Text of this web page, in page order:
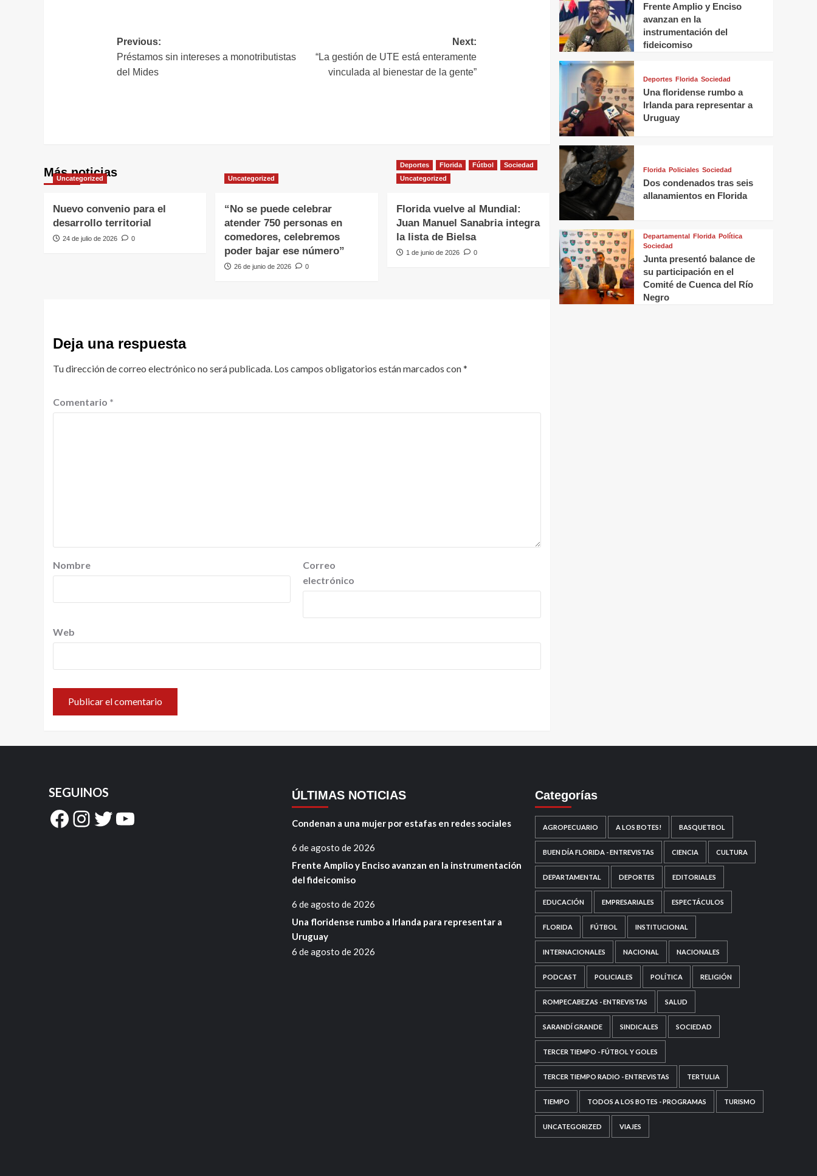
Navegación
de
Previous:
Préstamos sin intereses a monotributistas
del Mides
Next:
“La gestión de UTE está enteramente
vinculada al bienestar de la gente”
Más noticias
Uncategorized
Nuevo convenio para el
desarrollo territorial
24 de julio de 2026 0
Uncategorized
“No se puede celebrar
atender 750 personas en
comedores, celebremos
poder bajar ese número”
26 de junio de 2026 0
Deportes Florida Fútbol
Sociedad
Uncategorized
Florida vuelve al Mundial:
Juan Manuel Sanabria integra
la lista de Bielsa
1 de junio de 2026 0
Deja una respuesta
Tu dirección de correo electrónico no será publicada. Los campos obligatorios están marcados con*
Comentario *
Nombre
Correo
electrónico
Web
Frente Amplio y Enciso
avanzan en la
instrumentación del
fideicomiso
Deportes Florida Sociedad
Una floridense rumbo a
Irlanda para representar a
Uruguay
Florida Policiales Sociedad
Dos condenados tras seis
allanamientos en Florida
Departamental Florida Política
Sociedad
Junta presentó balance de
su participación en el
Comité de Cuenca del Río
Negro
SEGUINOS
Facebook
Instagram
Twitter
YouTube
ÚLTIMAS NOTICIAS
Condenan a una mujer por estafas en redes sociales
6 de agosto de 2026
Frente Amplio y Enciso avanzan en la instrumentación
del fideicomiso
6 de agosto de 2026
Una floridense rumbo a Irlanda para representar a
Uruguay
6 de agosto de 2026
Categorías
AGROPECUARIO A LOS BOTES! BASQUETBOL
BUEN DÍA FLORIDA - ENTREVISTAS CIENCIA CULTURA
DEPARTAMENTAL DEPORTES EDITORIALES
EDUCACIÓN EMPRESARIALES ESPECTÁCULOS
FLORIDA FÚTBOL INSTITUCIONAL
INTERNACIONALES NACIONAL NACIONALES
PODCAST POLICIALES POLÍTICA RELIGIÓN
ROMPECABEZAS - ENTREVISTAS SALUD
SARANDÍ GRANDE SINDICALES SOCIEDAD
TERCER TIEMPO - FÚTBOL Y GOLES
TERCER TIEMPO RADIO - ENTREVISTAS TERTULIA
TIEMPO TODOS A LOS BOTES - PROGRAMAS TURISMO
UNCATEGORIZED VIAJES